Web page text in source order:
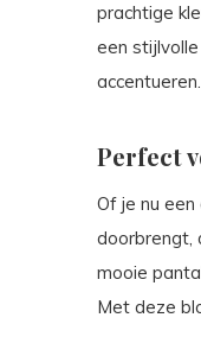
prachtige
een
Perfect
Of je nu
doorbrengt,
mooie
Met deze